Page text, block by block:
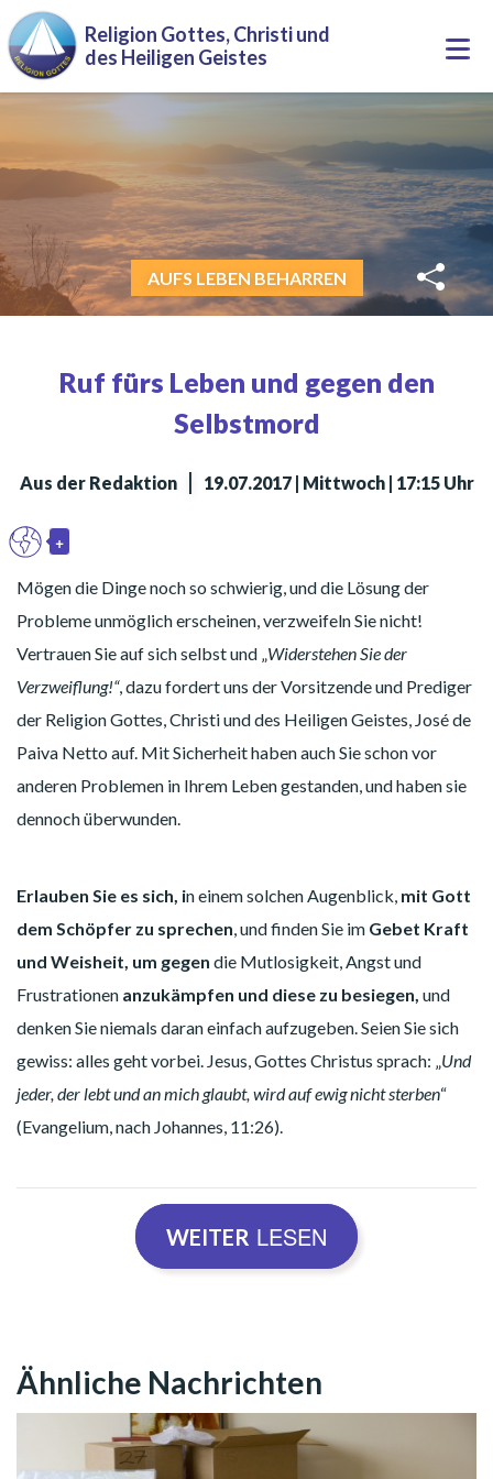
Direkt zum Inhalt
Religion Gottes, Christi und
des Heiligen Geistes
AUFS LEBEN BEHARREN
Ruf fürs Leben und gegen den
Selbstmord
Aus der Redaktion | 19.07.2017 | Mittwoch | 17:15 Uhr
+
Toggle Dropdown
Mögen die Dinge noch so schwierig, und die Lösung der
Probleme unmöglich erscheinen, verzweifeln Sie nicht!
Vertrauen Sie auf sich selbst und „Widerstehen Sie der
Verzweiflung!“, dazu fordert uns der Vorsitzende und Prediger
der Religion Gottes, Christi und des Heiligen Geistes, José de
Paiva Netto auf. Mit Sicherheit haben auch Sie schon vor
anderen Problemen in Ihrem Leben gestanden, und haben sie
dennoch überwunden.
Erlauben Sie es sich, in einem solchen Augenblick, mit Gott
dem Schöpfer zu sprechen, und finden Sie im Gebet Kraft
und Weisheit, um gegen die Mutlosigkeit, Angst und
Frustrationen anzukämpfen und diese zu besiegen, und
denken Sie niemals daran einfach aufzugeben. Seien Sie sich
gewiss: alles geht vorbei. Jesus, Gottes Christus sprach: „Und
jeder, der lebt und an mich glaubt, wird auf ewig nicht sterben“
(Evangelium, nach Johannes, 11:26).
Finden Sie im Gebet die Kraft zu siegen
WEITER LESEN
Ähnliche Nachrichten